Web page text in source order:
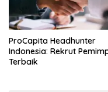
ProCapita Headhunter
Indonesia: Rekrut
Terbaik